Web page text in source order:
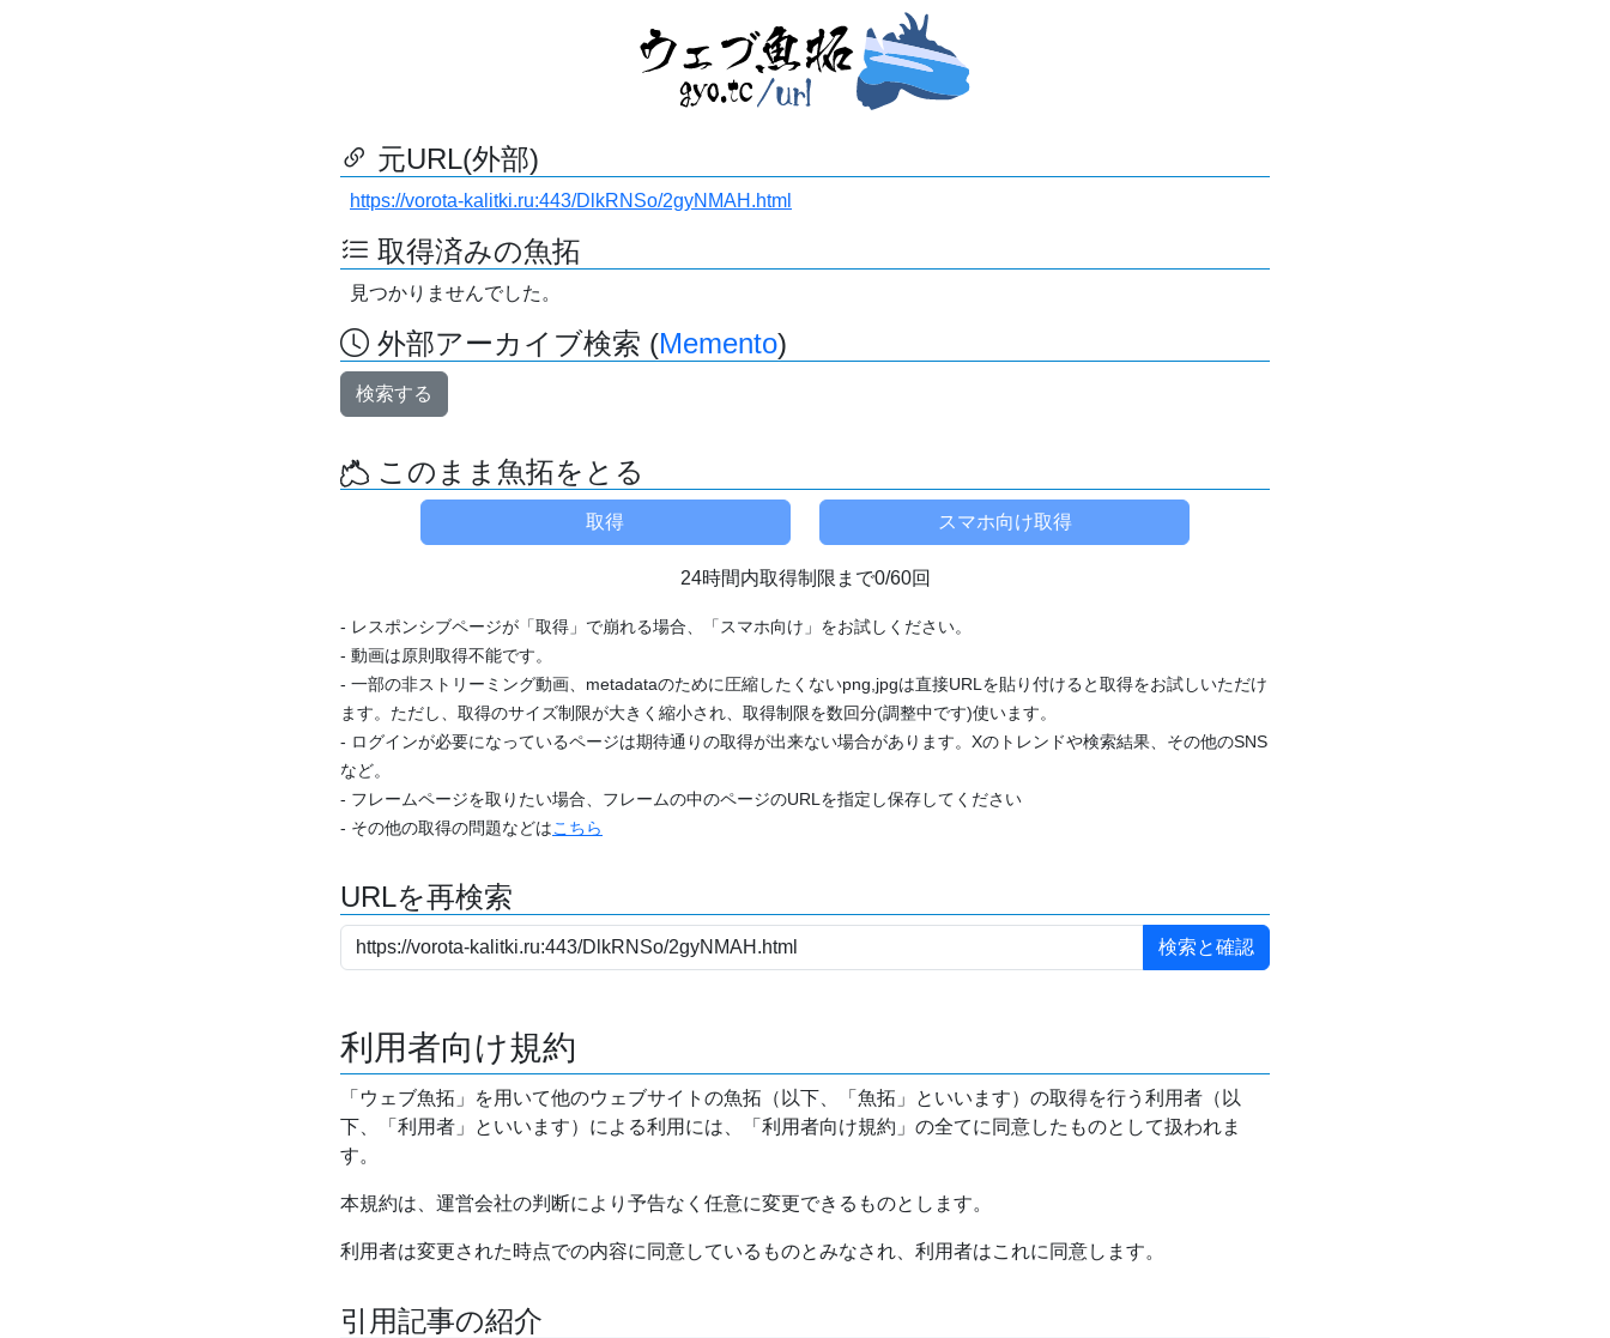
元URL(外部)
https://vorota-kalitki.ru:443/DlkRNSo/2gyNMAH.html
取得済みの魚拓
見つかりませんでした。
外部アーカイブ検索 (Memento)
検索する
このまま魚拓をとる
24時間内取得制限まで0/60回
- レスポンシブページが「取得」で崩れる場合、「スマホ向け」をお試しください。
- 動画は原則取得不能です。
- 一部の非ストリーミング動画、metadataのために圧縮したくないpng,jpgは直接URLを貼り付けると取得をお試しいただけ
ます。ただし、取得のサイズ制限が大きく縮小され、取得制限を数回分(調整中です)使います。
- ログインが必要になっているページは期待通りの取得が出来ない場合があります。Xのトレンドや検索結果、その他のSNS
など。
- フレームページを取りたい場合、フレームの中のページのURLを指定し保存してください
- その他の取得の問題などはこちら
URLを再検索
利用者向け規約
「ウェブ魚拓」を用いて他のウェブサイトの魚拓（以下、「魚拓」といいます）の取得を行う利用者（以
下、「利用者」といいます）による利用には、「利用者向け規約」の全てに同意したものとして扱われま
す。
本規約は、運営会社の判断により予告なく任意に変更できるものとします。
利用者は変更された時点での内容に同意しているものとみなされ、利用者はこれに同意します。
引用記事の紹介